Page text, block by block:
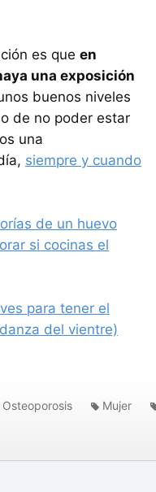
es que en
una exposición
buenos niveles
de no poder estar
una
siempre y cuando
de un huevo
si cocinas el
para tener el
del vientre)
Osteoporosis Mujer